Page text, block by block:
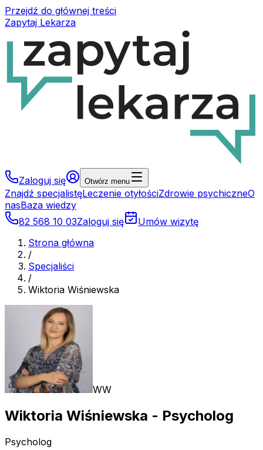
Przejdź do głównej treści
Zapytaj Lekarza
Zaloguj się Otwórz menu
Znajdź specjalistęLeczenie otyłościZdrowie psychiczneO
nasBaza wiedzy
82 568 10 03Zaloguj się
Umów wizytę
Strona główna
/
Specjaliści
/
Wiktoria Wiśniewska
WW
Wiktoria Wiśniewska - Psycholog
Psycholog